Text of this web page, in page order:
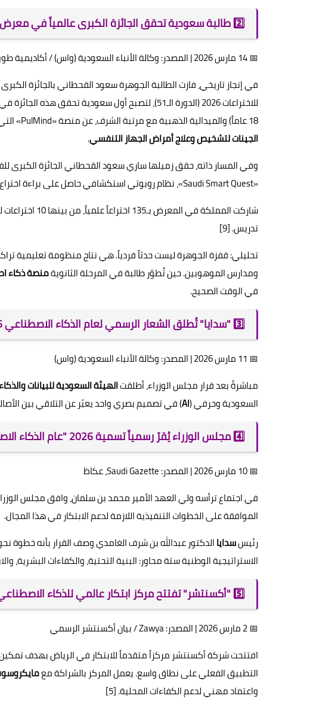
2️⃣ طالبة سعودية تحقق الجائزة الكبرى عالمياً في معرض جنيف للاختراعات بمنصة ذكاء اصطناعي طبية
📅 14 مارس 2026 | المصدر: وكالة الأنباء السعودية (واس) / أكاديمية طويق ووزارة التعليم
في إنجاز تاريخي، فازت الطالبة الجوهرة سعود القحطاني بالجائزة
18 عاماً) والميدالية الذهبية مع مرتبة الشرف، عن منصة «PulMind» التي تعتمد على
الجينات لتشخيص وعلاج أمراض الجهاز التنفسي.
«Saudi Smart Quest»، نظام روبوتي استكشافي حاصل على براءة اختراع.
تدريس. [9]
تحليلي: قفزة الجوهرة ليست حدثاً فردياً. هي نتاج منظومة تعليمية
ومدارس الموهوبين. حين تُطوّر طالبة في المرحلة الثانويةمنصة ذكاء
في الوقت الصحيح.
3️⃣ "سدايا" تُطلق الشعار الرسمي لعام الذكاء الاصطناعي 2026
📅 11 مارس 2026 | المصدر: وكالة الأنباء السعودية (واس)
مباشرةً بعد قرار مجلس الوزراء، أطلقتالهيئة السعودية للبيانات
السعودية وحرفي (AI) في تصميم بصري واحد يعبّر عن التلاقي بين
4️⃣ مجلس الوزراء يُقرّ رسمياً تسمية 2026 "عام الذكاء الاصطناعي"
📅 10 مارس 2026 | المصدر: Saudi Gazette، عكاظ
في اجتماع ترأسه ولي العهد الأمير محمد بن سلمان، وافق مجلس
الموافقة على الخطوات التنفيذية اللازمة لدعم الابتكار في هذا المجال.
رئيسسداياالدكتور عبدالله بن شرف الغامدي وصف القرار بأنه
الاستراتيجية الوطنية ستة محاور: البنية التحتية، والكفاءات البشرية،
5️⃣ "أكسنتشر" تفتتح مركز ابتكار عالمي للذكاء الاصطناعي في الرياض
📅 2 مارس 2026 | المصدر: Zawya / بيان أكسنتشر الرسمي
افتتحت شركة أكسنتشر مركزاً متقدماً للابتكار في الرياض بهدف تمكين
التطبيق الفعلي على نطاق واسع. يعمل المركز بالشراكة مع
واعتماد مهني لدعم الكفاءات المحلية. [5]